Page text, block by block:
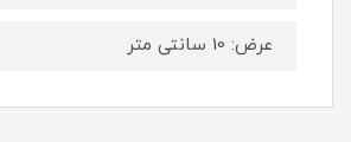
عرض: 10 سانتی متر